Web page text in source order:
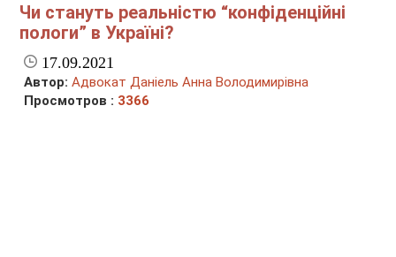
Чи стануть реальністю “конфіденційні
пологи” в Україні?
17.09.2021
Автор: Адвокат Даніель Анна Володимирівна
Просмотров : 3366